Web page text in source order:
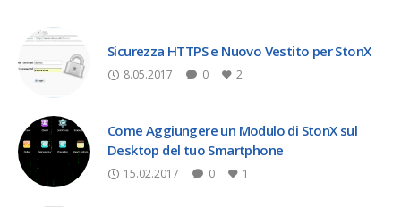
Sicurezza HTTPS e Nuovo Vestito per StonX
8.05.2017 0 2
Come Aggiungere un Modulo di StonX sul
Desktop del tuo Smartphone
15.02.2017 0 1